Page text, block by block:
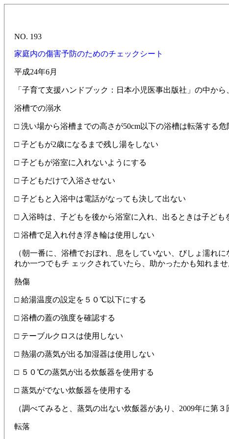
NO. 193
家庭内の傷害予防のためのチェックシート
平成24年6月
「子育て支援ハンドブック：日本小児医事出版社」の中か
浴槽での溺水
□ 洗い場から浴槽までの高さが50cm以下の浴槽は転落する
□ 子どもが2歳になるまで残し湯をしない
□ 子どもが浴室に入れないようにする
□ 子どもだけで入浴させない
□ 子どもと入浴中は電話がなっても決して出ない
□ 入浴時は、子どもを後から浴室に入れ、出るときは子ども
□ 浴槽で足入れ付き浮き輪は使用しない
（朝一番に、浴槽でおぼれ、息をしていない、びしょ濡れ
れか一つでもチ ェックされていたら、助かったかも知れませ
熱傷
□ 給湯温度の設定を５０℃以下にする
□ 浴槽の蓋の強度を確認する
□ テーブルクロスは使用しない
□ 熱湯の蒸気が出る加湿器は使用しない
□ ５０℃の蒸気が出る炊飯器を使用する
□ 蒸気がでない炊飯器を使用する
（調べてみると、蒸気の出ない炊飯器があり、2009年に第
転落